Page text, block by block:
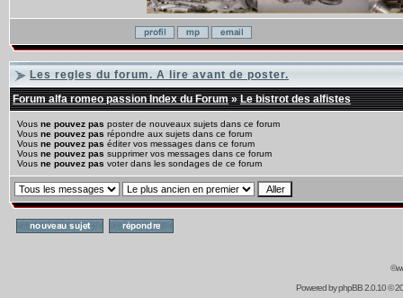
Les regles du forum. A lire avant de poster.
Forum alfa romeo passion Index du Forum»Le bistrot des alfistes
Vous ne pouvez pas poster de nouveaux sujets dans ce forum
Vous ne pouvez pas répondre aux sujets dans ce forum
Vous ne pouvez pas éditer vos messages dans ce forum
Vous ne pouvez pas supprimer vos messages dans ce forum
Vous ne pouvez pas voter dans les sondages de ce forum
Powered byphpBB2.0.10 ©